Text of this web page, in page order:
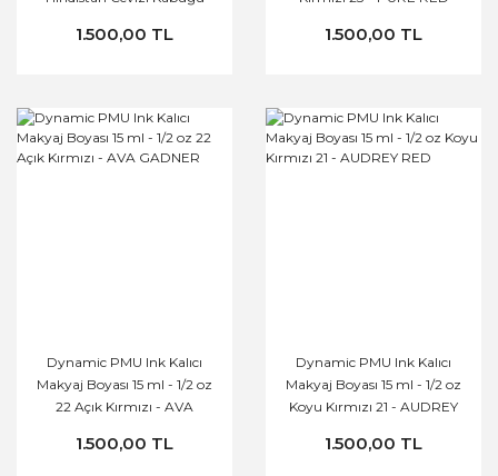
1.500,00 TL 1.500,00 TL
Dynamic PMU Ink Kalıcı
Makyaj Boyası 15 ml - 1/2 oz
22 Açık Kırmızı - AVA
1.500,00 TL
Dynamic PMU Ink Kalıcı
Makyaj Boyası 15 ml - 1/2 oz
Koyu Kırmızı 21 - AUDREY
1.500,00 TL